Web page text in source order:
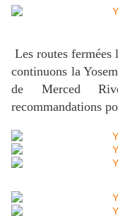
Les routes fermées
continuons la
de Merced
recommandations